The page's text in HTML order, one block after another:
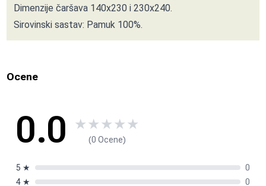
Dimenzije čaršava 140x230 i 230x240.
Sirovinski sastav: Pamuk 100%.
Ocene
0.0 ★★★★★
(0 Ocene)
5 ★
0
4 ★ 0